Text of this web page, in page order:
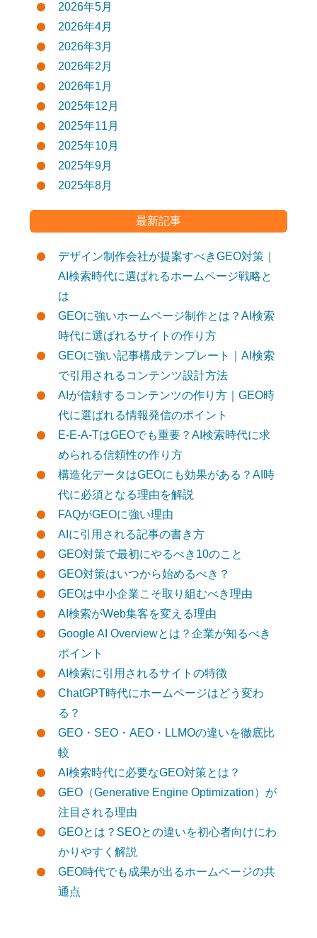
2026年5月
2026年4月
2026年3月
2026年2月
2026年1月
2025年12月
2025年11月
2025年10月
2025年9月
2025年8月
最新記事
デザイン制作会社が提案すべきGEO対策｜
AI検索時代に選ばれるホームページ戦略と
は
GEOに強いホームページ制作とは？AI検索
時代に選ばれるサイトの作り方
GEOに強い記事構成テンプレート｜AI検索
で引用されるコンテンツ設計方法
AIが信頼するコンテンツの作り方｜GEO時
代に選ばれる情報発信のポイント
E-E-A-TはGEOでも重要？AI検索時代に求
められる信頼性の作り方
構造化データはGEOにも効果がある？AI時
代に必須となる理由を解説
FAQがGEOに強い理由
AIに引用される記事の書き方
GEO対策で最初にやるべき10のこと
GEO対策はいつから始めるべき？
GEOは中小企業こそ取り組むべき理由
AI検索がWeb集客を変える理由
Google AI Overviewとは？企業が知るべき
ポイント
AI検索に引用されるサイトの特徴
ChatGPT時代にホームページはどう変わ
る？
GEO・SEO・AEO・LLMOの違いを徹底比
較
AI検索時代に必要なGEO対策とは？
GEO（Generative Engine Optimization）が
注目される理由
GEOとは？SEOとの違いを初心者向けにわ
かりやすく解説
GEO時代でも成果が出るホームページの共
通点